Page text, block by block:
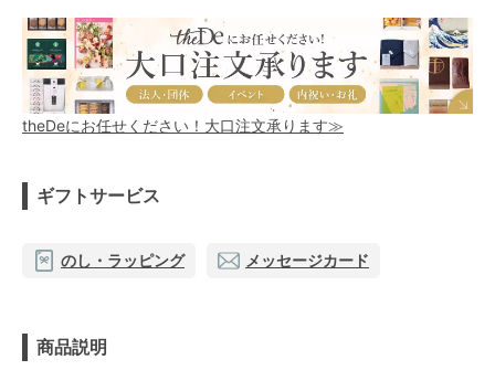
theDeにお任せください！大口注文承ります≫
ギフトサービス
のし・ラッピング メッセージカード
商品説明